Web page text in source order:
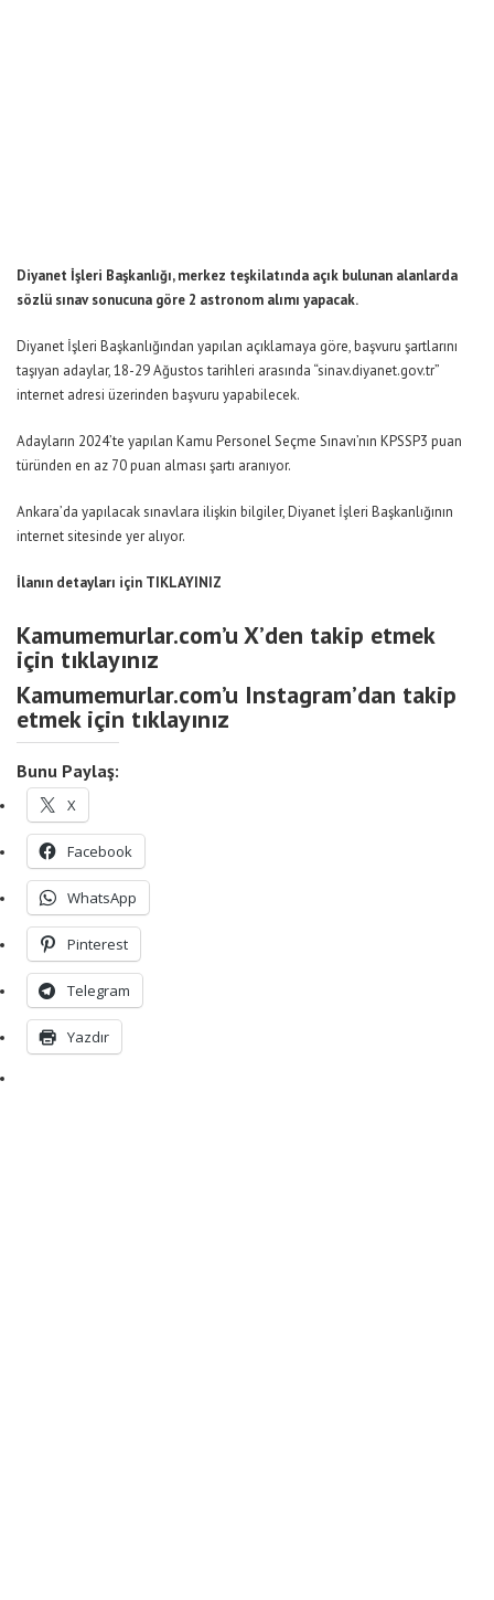
Diyanet İşleri Başkanlığı, merkez teşkilatında açık bulunan alanlarda
sözlü sınav sonucuna göre 2 astronom alımı yapacak.
Diyanet İşleri Başkanlığından yapılan açıklamaya göre, başvuru şartlarını
taşıyan adaylar, 18-29 Ağustos tarihleri arasında “sinav.diyanet.gov.tr”
internet adresi üzerinden başvuru yapabilecek.
Adayların 2024’te yapılan Kamu Personel Seçme Sınavı’nın KPSSP3 puan
türünden en az 70 puan alması şartı aranıyor.
Ankara’da yapılacak sınavlara ilişkin bilgiler, Diyanet İşleri Başkanlığının
internet sitesinde yer alıyor.
İlanın detayları için TIKLAYINIZ
Kamumemurlar.com’u X’den takip etmek
için tıklayınız
Kamumemurlar.com’u Instagram’dan takip
etmek için tıklayınız
Bunu Paylaş:
X
Facebook
WhatsApp
Pinterest
Telegram
Yazdır